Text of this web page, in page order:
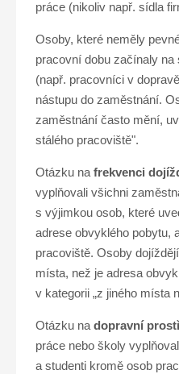
práce (nikoliv např. sídla
Osoby, které neměly
pracovní dobu začínaly na
(např. pracovníci v
nástupu do zaměstnání.
zaměstnání často mění,
stálého pracoviště".
Otázku na frekvenci
vyplňovali všichni
s výjimkou osob, které
adrese obvyklého pobytu,
pracoviště. Osoby
místa, než je adresa
v kategorii „z jiného místa
Otázku na dopravní
práce nebo školy
a studenti kromě osob